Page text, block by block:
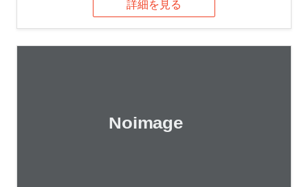
詳細を見る